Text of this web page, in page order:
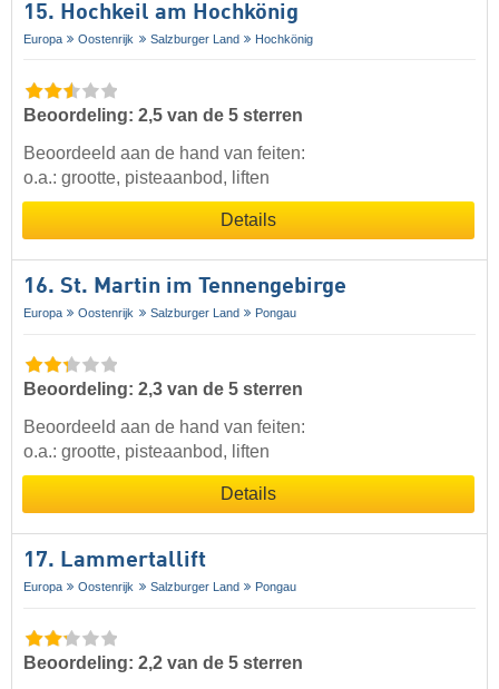
15. Hochkeil am Hochkönig
Europa Oostenrijk Salzburger Land Hochkönig
Beoordeling: 2,5 van de 5 sterren
Beoordeeld aan de hand van feiten:
o.a.: grootte, pisteaanbod, liften
Details
16. St. Martin im Tennengebirge
Europa Oostenrijk Salzburger Land Pongau
Beoordeling: 2,3 van de 5 sterren
Beoordeeld aan de hand van feiten:
o.a.: grootte, pisteaanbod, liften
Details
17. Lammertallift
Europa Oostenrijk Salzburger Land Pongau
Beoordeling: 2,2 van de 5 sterren